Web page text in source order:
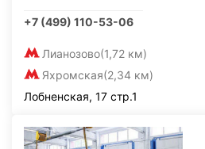
+7 (499) 110-53-06
Лианозово(1,72 км)
Яхромская(2,34 км)
Лобненская, 17 стр.1